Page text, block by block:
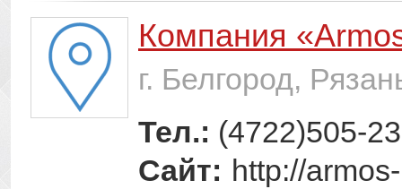
Компания
г. Белгород,
Тел.: (4722)505-
Сайт: http://